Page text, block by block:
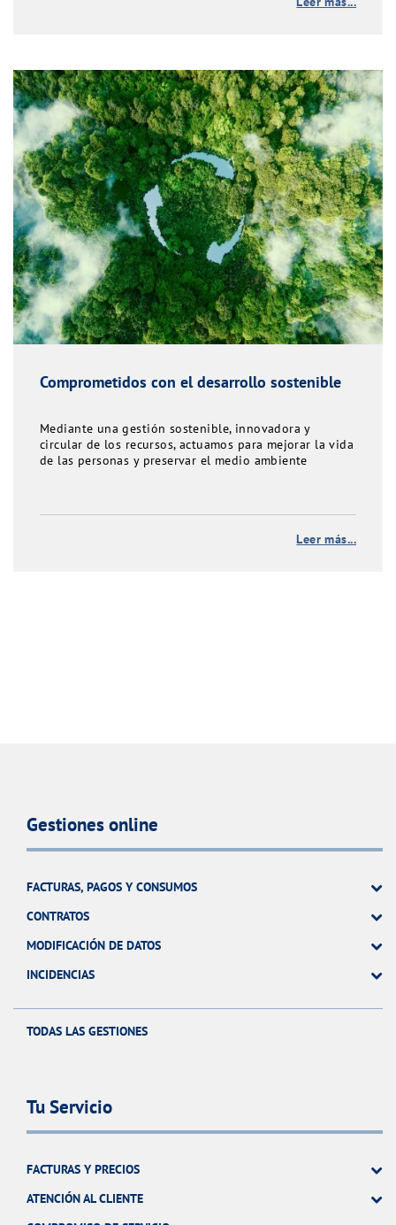
Comprometidos con el desarrollo sostenible
Mediante una gestión sostenible, innovadora y
circular de los recursos, actuamos para mejorar la vida
de las personas y preservar el medio ambiente
Leer más...
Gestiones online
FACTURAS, PAGOS Y CONSUMOS
CONTRATOS
MODIFICACIÓN DE DATOS
INCIDENCIAS
TODAS LAS GESTIONES
Tu Servicio
FACTURAS Y PRECIOS
ATENCIÓN AL CLIENTE